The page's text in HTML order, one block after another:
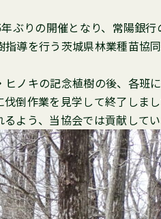
ぶりの開催となり、常陽銀
導を行う茨城県林業種苗協
ノキの記念植樹の後、各班
倒作業を見学して終了しま
よう、当協会では貢献してい